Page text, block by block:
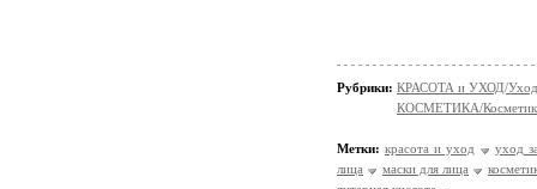
Рубрики: КРАСОТА и УХОД/Уход
КОСМЕТИКА/
Метки: красота и уход
уход
лица
маски для лица